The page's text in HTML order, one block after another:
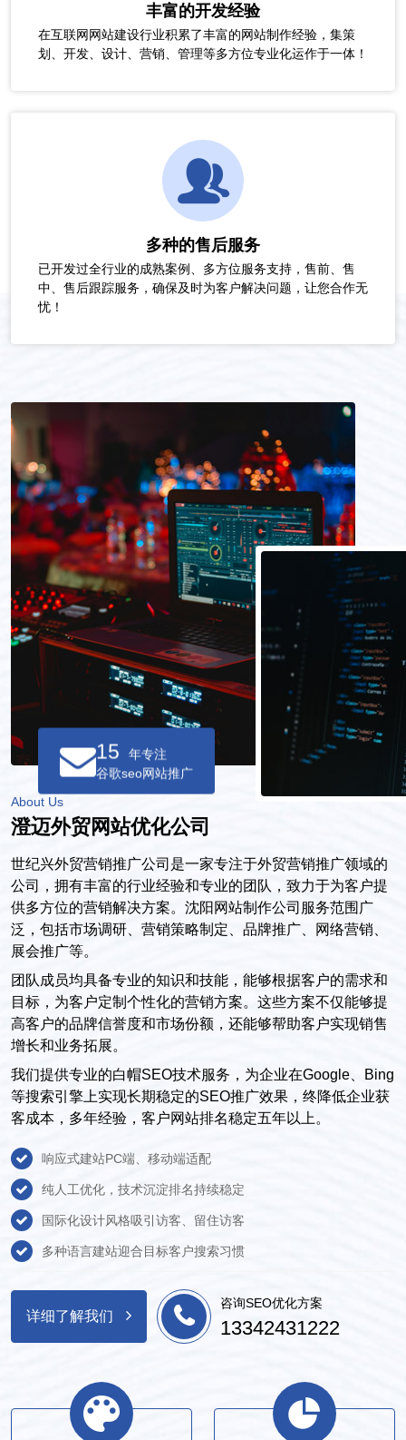
丰富的开发经验
在互联网网站建设行业积累了丰富的网站制作经验，集策
划、开发、设计、营销、管理等多方位专业化运作于一体！
多种的售后服务
已开发过全行业的成熟案例、多方位服务支持，售前、售
中、售后跟踪服务，确保及时为客户解决问题，让您合作无
忧！
15
年专注
谷歌seo网站推广
About Us
澄迈外贸网站优化公司
世纪兴外贸营销推广公司是一家专注于外贸营销推广领域的
公司，拥有丰富的行业经验和专业的团队，致力于为客户提
供多方位的营销解决方案。沈阳网站制作公司服务范围广
泛，包括市场调研、营销策略制定、品牌推广、网络营销、
展会推广等。
团队成员均具备专业的知识和技能，能够根据客户的需求和
目标，为客户定制个性化的营销方案。这些方案不仅能够提
高客户的品牌信誉度和市场份额，还能够帮助客户实现销售
增长和业务拓展。
我们提供专业的白帽SEO技术服务，为企业在Google、Bing
等搜索引擎上实现长期稳定的SEO推广效果，终降低企业获
客成本，多年经验，客户网站排名稳定五年以上。
响应式建站PC端、移动端适配
纯人工优化，技术沉淀排名持续稳定
国际化设计风格吸引访客、留住访客
多种语言建站迎合目标客户搜索习惯
详细了解我们
咨询SEO优化方案
13342431222